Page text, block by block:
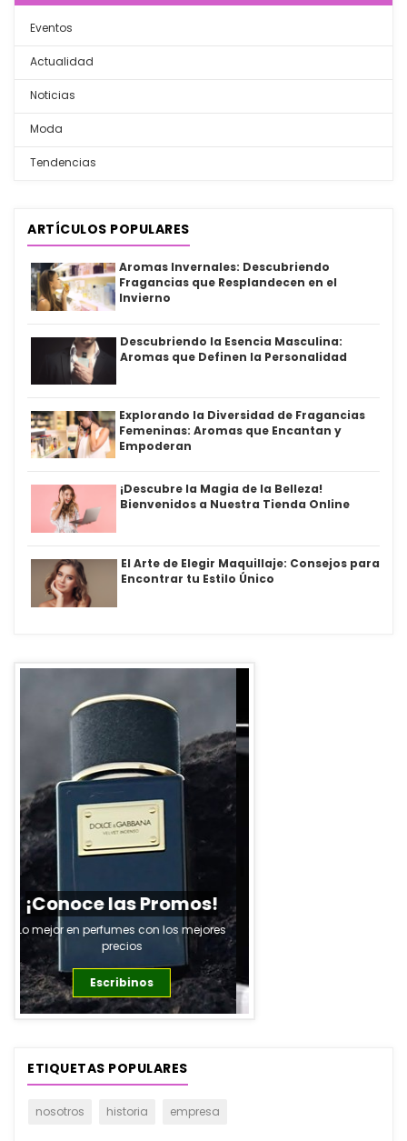
Eventos
Actualidad
Noticias
Moda
Tendencias
ARTÍCULOS POPULARES
Aromas Invernales: Descubriendo
Fragancias que Resplandecen en el
Invierno
Descubriendo la Esencia Masculina:
Aromas que Definen la Personalidad
Explorando la Diversidad de Fragancias
Femeninas: Aromas que Encantan y
Empoderan
¡Descubre la Magia de la Belleza!
Bienvenidos a Nuestra Tienda Online
El Arte de Elegir Maquillaje: Consejos para
Encontrar tu Estilo Único
Ver Productos
ETIQUETAS POPULARES
nosotros historia empresa